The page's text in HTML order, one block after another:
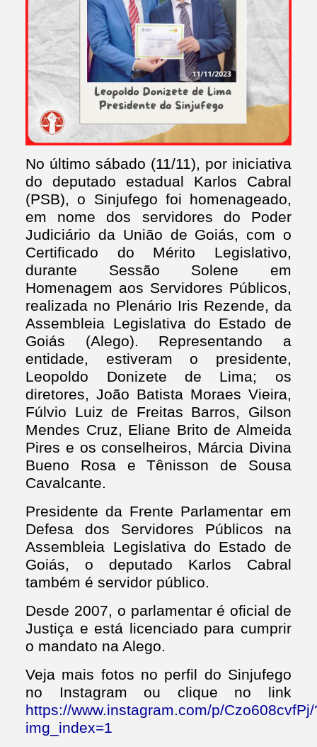
No último sábado (11/11), por iniciativa
do deputado estadual Karlos Cabral
(PSB), o Sinjufego foi homenageado,
em nome dos servidores do Poder
Judiciário da União de Goiás, com o
Certificado do Mérito Legislativo,
durante Sessão Solene em
Homenagem aos Servidores Públicos,
realizada no Plenário Iris Rezende, da
Assembleia Legislativa do Estado de
Goiás (Alego). Representando a
entidade, estiveram o presidente,
Leopoldo Donizete de Lima; os
diretores, João Batista Moraes Vieira,
Fúlvio Luiz de Freitas Barros, Gilson
Mendes Cruz, Eliane Brito de Almeida
Pires e os conselheiros, Márcia Divina
Bueno Rosa e Tênisson de Sousa
Cavalcante.
Presidente da Frente Parlamentar em
Defesa dos Servidores Públicos na
Assembleia Legislativa do Estado de
Goiás, o deputado Karlos Cabral
também é servidor público.
Desde 2007, o parlamentar é oficial de
Justiça e está licenciado para cumprir
o mandato na Alego.
Veja mais fotos no perfil do Sinjufego
no Instagram ou clique no link
https://www.instagram.com/p/
img_index=1